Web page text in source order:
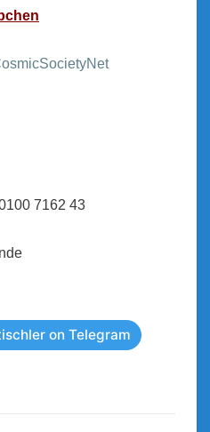
7162 43
on Telegram